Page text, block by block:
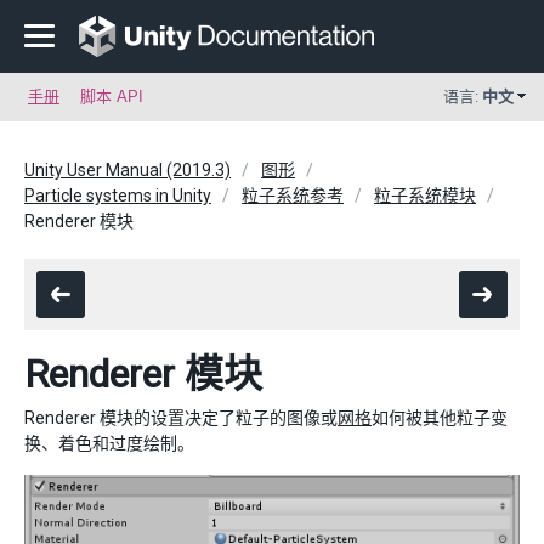
手册 脚本 API 语言: 中文
Unity User Manual (2019.3)
图形
Particle systems in Unity
粒子系统参考
粒子系统模块
Renderer 模块
Renderer 模块
Renderer 模块的设置决定了粒子的图像或网格如何被其他粒子变
换、着色和过度绘制。